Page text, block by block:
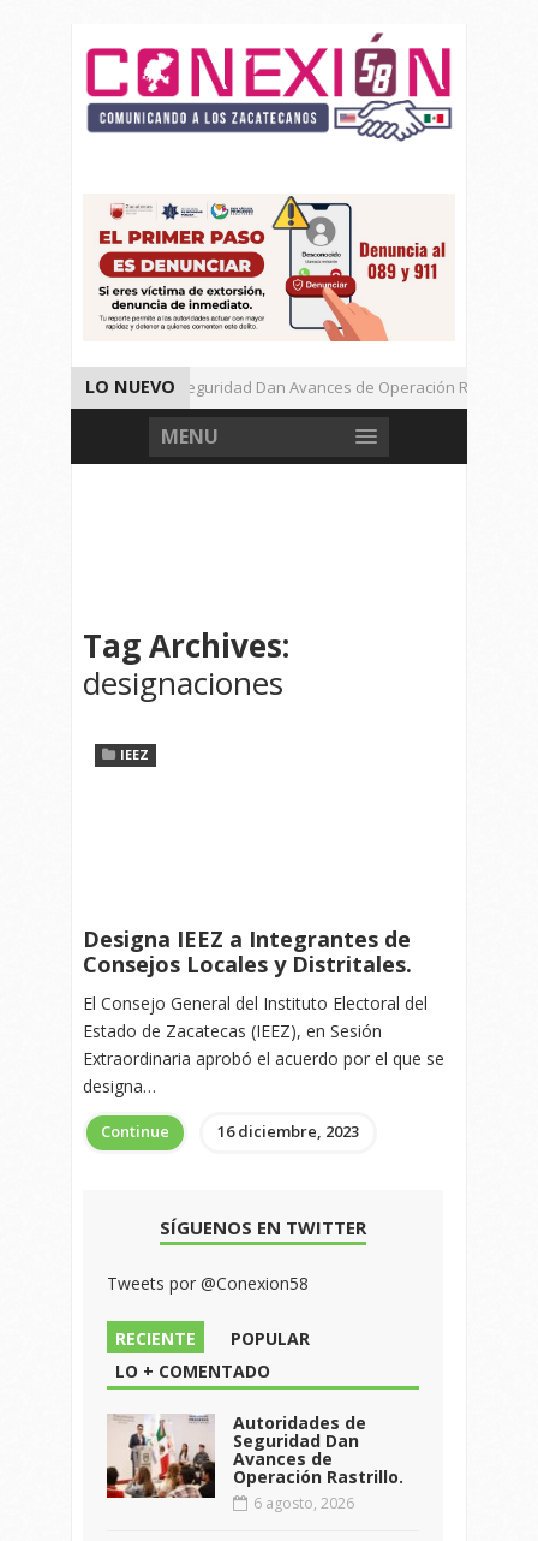
LO NUEVO
Autoridades de Seguridad Dan Avances de Operación Rastrillo.
Gran Festival de Música Electrónica en Festival Cultural de
MENU
Tag Archives:
designaciones
IEEZ
Designa IEEZ a Integrantes de
Consejos Locales y Distritales.
El Consejo General del Instituto Electoral del
Estado de Zacatecas (IEEZ), en Sesión
Extraordinaria aprobó el acuerdo por el que se
designa…
Continue 16 diciembre, 2023
SÍGUENOS EN TWITTER
Tweets por @Conexion58
RECIENTE
POPULAR
LO + COMENTADO
Autoridades de
Seguridad Dan
Avances de
Operación Rastrillo.
6 agosto, 2026